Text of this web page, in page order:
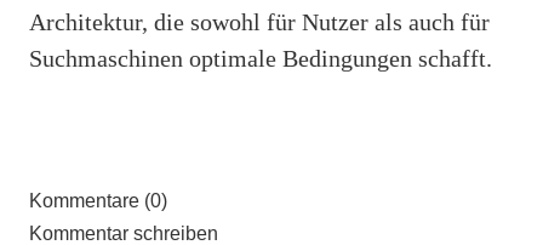
Architektur, die sowohl für Nutzer als auch für
Suchmaschinen optimale Bedingungen schafft.
Kommentare (0)
Kommentar schreiben